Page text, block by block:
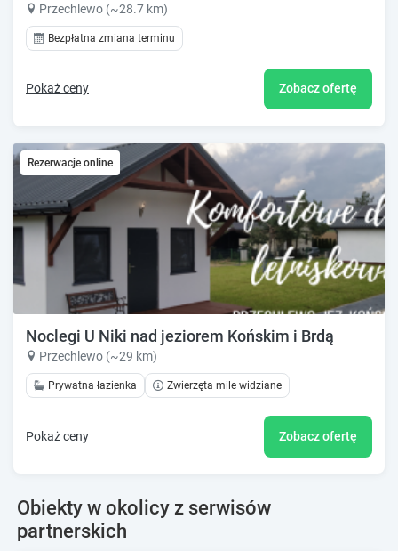
Przechlewo (~28.7 km)
Bezpłatna zmiana terminu
Pokaż ceny Zobacz ofertę
Rezerwacje online
Noclegi U Niki nad jeziorem Końskim i Brdą
Przechlewo (~29 km)
Prywatna łazienka Zwierzęta mile widziane
Pokaż ceny Zobacz ofertę
Obiekty w okolicy z serwisów
partnerskich